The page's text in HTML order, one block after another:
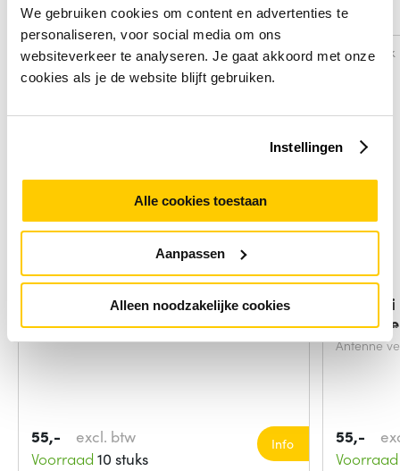
We gebruiken cookies om content en advertenties te
personaliseren, voor social media om ons
websiteverkeer te analyseren. Je gaat akkoord met onze
cookies als je de website blijft gebruiken.
Instellingen
Alle cookies toestaan
Aanpassen
Alleen noodzakelijke cookies
Alternatieven
Vergelijk
Panasonic PCPE-PAN4318 antenne
55,-
excl. btw
Voorraad 10 stuks
Info
Vergelijk
antenne
Antenne
55,-
Voorraad